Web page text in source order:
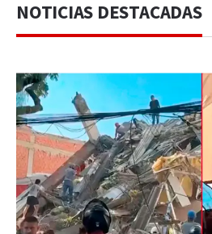
NOTICIAS DESTACADAS